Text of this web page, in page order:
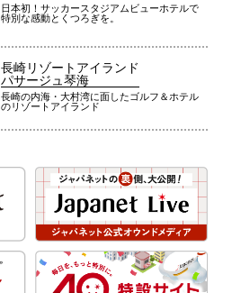
日本初！サッカースタジアムビューホテルで
特別な感動とくつろぎを。
長崎リゾートアイランド
パサージュ琴海
長崎の内海・大村湾に面したゴルフ＆ホテル
のリゾートアイランド